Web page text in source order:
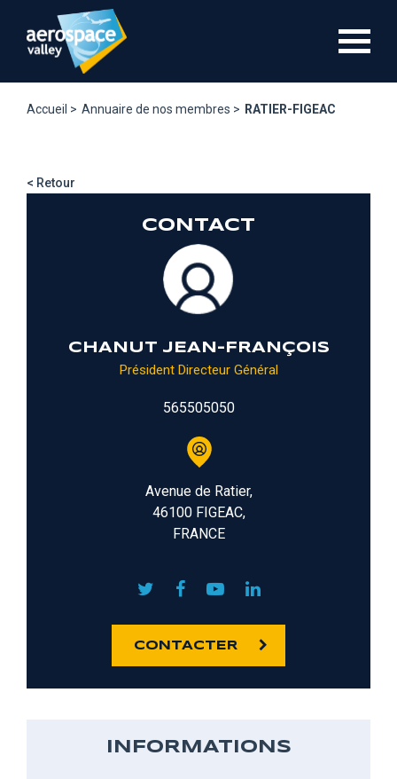
contenu
Accueil > Annuaire de nos membres > RATIER-FIGEAC
< Retour
CONTACT
CHANUT JEAN-FRANÇOIS
Président Directeur Général
565505050
Avenue de Ratier,
46100 FIGEAC,
FRANCE
CONTACTER
INFORMATIONS